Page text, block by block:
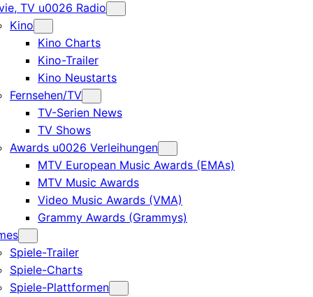
TV u0026 Radio
Kino
Kino Charts
Kino-Trailer
Kino Neustarts
Fernsehen/TV
TV-Serien News
TV Shows
Awards u0026 Verleihungen
MTV European Music Awards (EMAs)
MTV Music Awards
Video Music Awards (VMA)
Grammy Awards (Grammys)
Spiele-Trailer
Spiele-Charts
Spiele-Plattformen